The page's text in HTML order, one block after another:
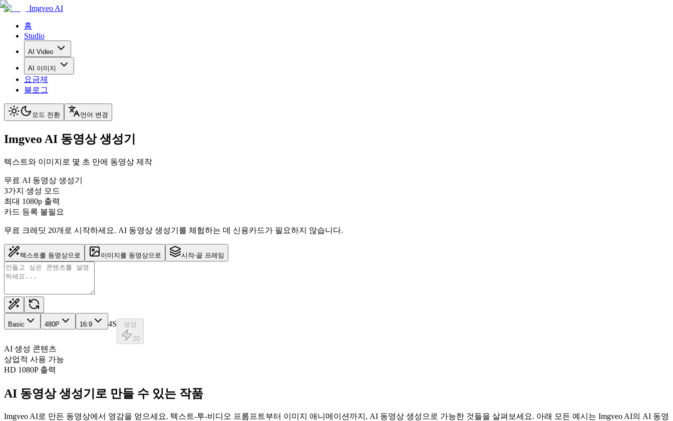
Imgveo AI
홈
Studio
AI Video
AI 이미지
요금제
블로그
모드 전환 언어 변경
Imgveo AI 동영상 생성기
텍스트와 이미지로 몇 초 만에 동영상 제작
무료 AI 동영상 생성기
3가지 생성 모드
최대 1080p 출력
카드 등록 불필요
무료 크레딧 20개로 시작하세요. AI 동영상 생성기를 체험하는 데 신용카드가 필요하지 않습니다.
텍스트를 동영상으로 이미지를 동영상으로 시작-끝 프레임
Basic 480P 16:9 4S
생성
20
AI 생성 콘텐츠
상업적 사용 가능
HD 1080P 출력
AI 동영상 생성기로 만들 수 있는 작품
Imgveo AI로 만든 동영상에서 영감을 얻으세요. 텍스트-투-비디오 프롬프트부터 이미지 애니메이션까지, AI 동영상 생성으로 가능한 것들을 살펴보세요. 아래 모든 예시는 Imgveo AI의 AI 동영